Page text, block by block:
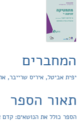
המחברים
יפית אביטל, איריס שרייבר,
תאור הספר
הספר כולל את הנושאים: קדם